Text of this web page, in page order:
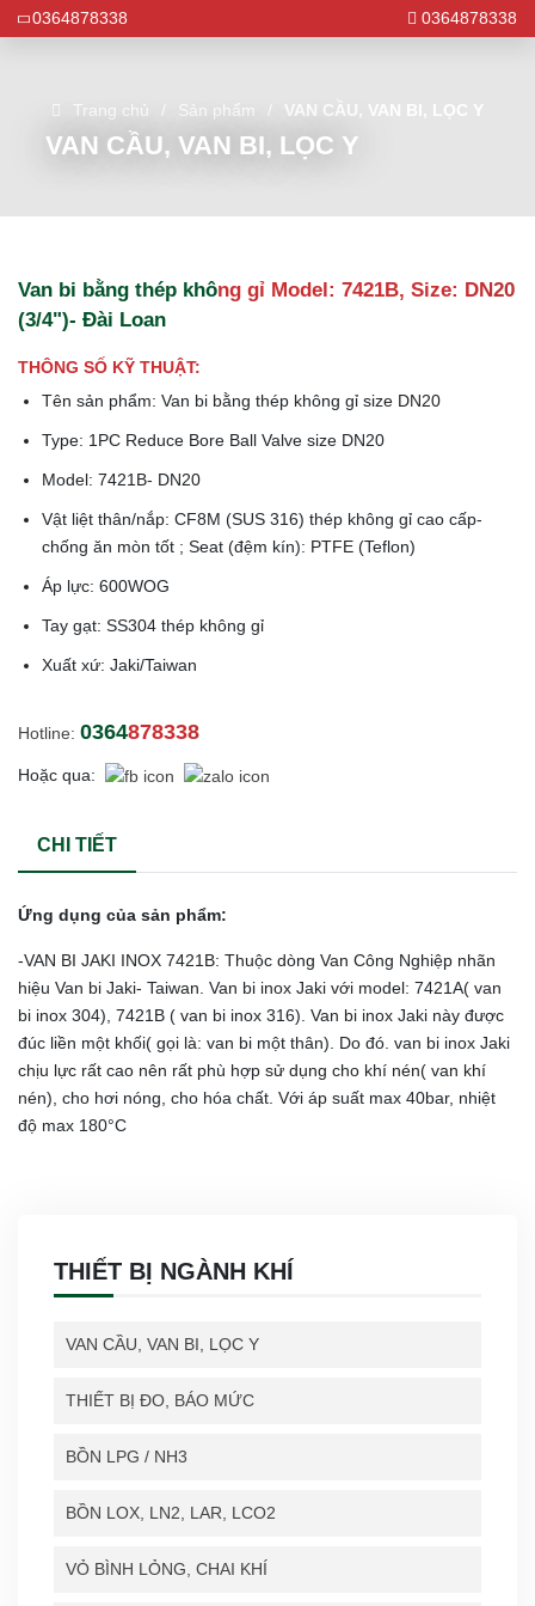
0364878338 0364878338
Trang chủ Sản phẩm VAN CẦU, VAN BI, LỌC Y
VAN CẦU, VAN BI, LỌC Y
Van bi bằng thép không gỉ Model: 7421B, Size: DN20
(3/4")- Đài Loan
THÔNG SỐ KỸ THUẬT:
Tên sản phẩm: Van bi bằng thép không gỉ size DN20
Type: 1PC Reduce Bore Ball Valve size DN20
Model: 7421B- DN20
Vật liệt thân/nắp: CF8M (SUS 316) thép không gỉ cao cấp-
chống ăn mòn tốt ; Seat (đệm kín): PTFE (Teflon)
Áp lực: 600WOG
Tay gạt: SS304 thép không gỉ
Xuất xứ: Jaki/Taiwan
Hotline: 0364878338
Hoặc qua:
CHI TIẾT
Ứng dụng của sản phẩm:
-VAN BI JAKI INOX 7421B: Thuộc dòng Van Công Nghiệp nhãn
hiệu Van bi Jaki- Taiwan. Van bi inox Jaki với model: 7421A( van
bi inox 304), 7421B ( van bi inox 316). Van bi inox Jaki này được
đúc liền một khối( gọi là: van bi một thân). Do đó. van bi inox Jaki
chịu lực rất cao nên rất phù hợp sử dụng cho khí nén( van khí
nén), cho hơi nóng, cho hóa chất. Với áp suất max 40bar, nhiệt
độ max 180°C
THIẾT BỊ NGÀNH KHÍ
VAN CẦU, VAN BI, LỌC Y
THIẾT BỊ ĐO, BÁO MỨC
BỒN LPG / NH3
BỒN LOX, LN2, LAR, LCO2
VỎ BÌNH LỎNG, CHAI KHÍ